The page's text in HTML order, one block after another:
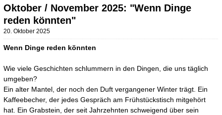
Oktober / November 2025: "Wenn Dinge
reden könnten"
20. Oktober 2025
Wenn Dinge reden könnten
Wie viele Geschichten schlummern in den Dingen, die uns täglich
umgeben?
Ein alter Mantel, der noch den Duft vergangener Winter trägt. Ein
Kaffeebecher, der jedes Gespräch am Frühstückstisch mitgehört
hat. Ein Grabstein, der seit Jahrzehnten schweigend über sein